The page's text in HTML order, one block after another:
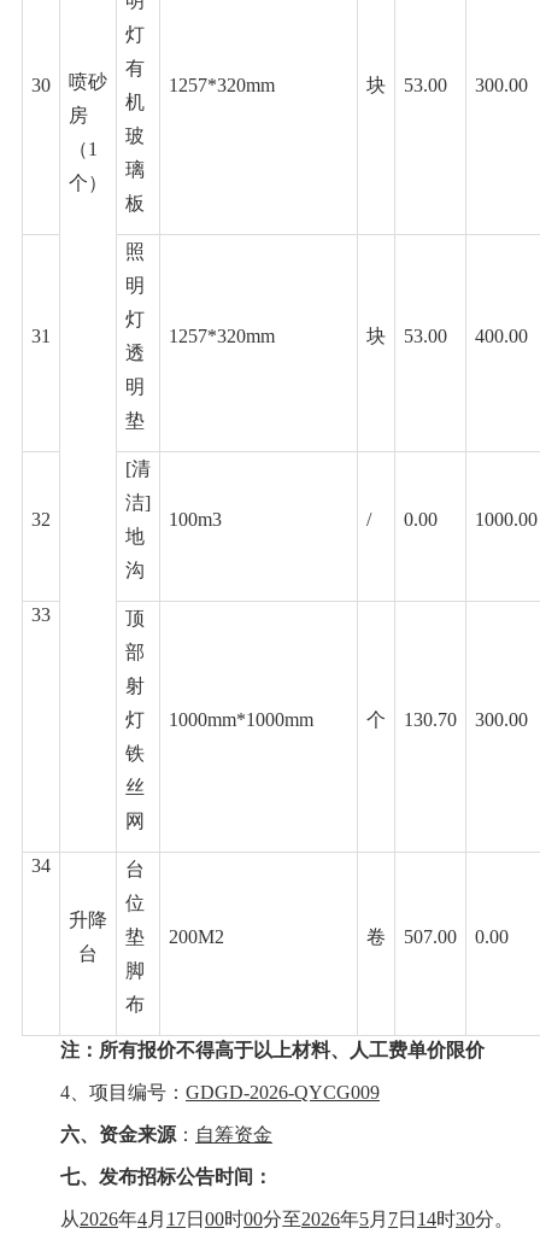
喷砂
房
（1
个）
30
灯
有
机
玻
璃
板
1257*320mm 块 53.00 300.00
31
照
明
灯
透
明
垫
1257*320mm 块 53.00 400.00
32
[清
洁]
地
沟
100m3 / 0.00 1000.00
33
顶
部
射
灯
铁
丝
网
1000mm*1000mm 个 130.70 300.00
34
升降
台
台
位
垫
脚
布
200M2 卷 507.00 0.00
注：所有报价不得高于以上材料、人工费单价限价
4 项目编号 ： GDGD-2026-QYCG009
六、资金来源 ： 自筹资金
七、发布招标公告时间：
从2026年4月 17日 00时00分至2026年5月 7日 14时30分。